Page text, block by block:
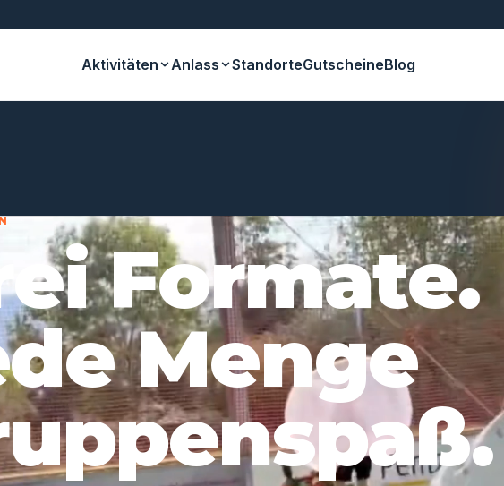
Aktivitäten Anlass StandorteGutscheineBlog
Formate.
Menge